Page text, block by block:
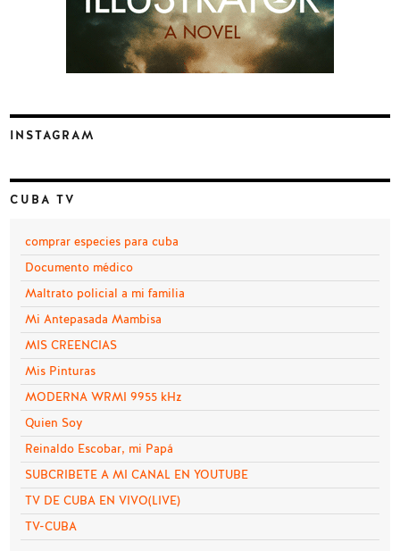
INSTAGRAM
CUBA TV
comprar especies para cuba
Documento médico
Maltrato policial a mi familia
Mi Antepasada Mambisa
MIS CREENCIAS
Mis Pinturas
MODERNA WRMI 9955 kHz
Quien Soy
Reinaldo Escobar, mi Papá
SUBCRIBETE A MI CANAL EN YOUTUBE
TV DE CUBA EN VIVO(LIVE)
TV-CUBA